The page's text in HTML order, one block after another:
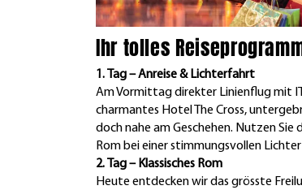
Ihr tolles
1. Tag – Anreise & Lichterfahrt
Am Vormittag direkter Linienflug mit
charmantes Hotel The Cross,
doch nahe am Geschehen. Nutzen
Rom bei einer stimmungsvollen
2. Tag – Klassisches Rom
Heute entdecken wir das grösste